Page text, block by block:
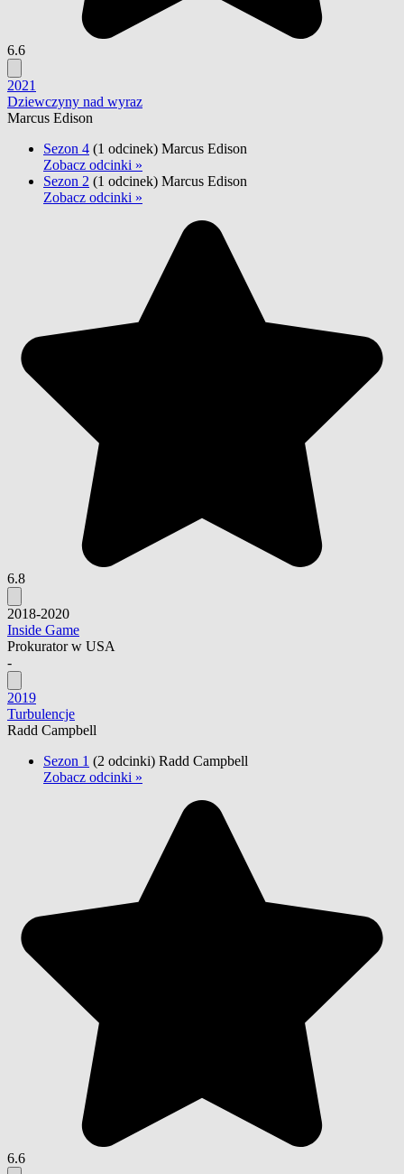
6.6
2021
Dziewczyny nad wyraz
Marcus Edison
Sezon 4 (1 odcinek) Marcus Edison
Zobacz odcinki »
Sezon 2 (1 odcinek) Marcus Edison
Zobacz odcinki »
6.8
2018-2020
Inside Game
Prokurator w USA
-
2019
Turbulencje
Radd Campbell
Sezon 1 (2 odcinki) Radd Campbell
Zobacz odcinki »
6.6